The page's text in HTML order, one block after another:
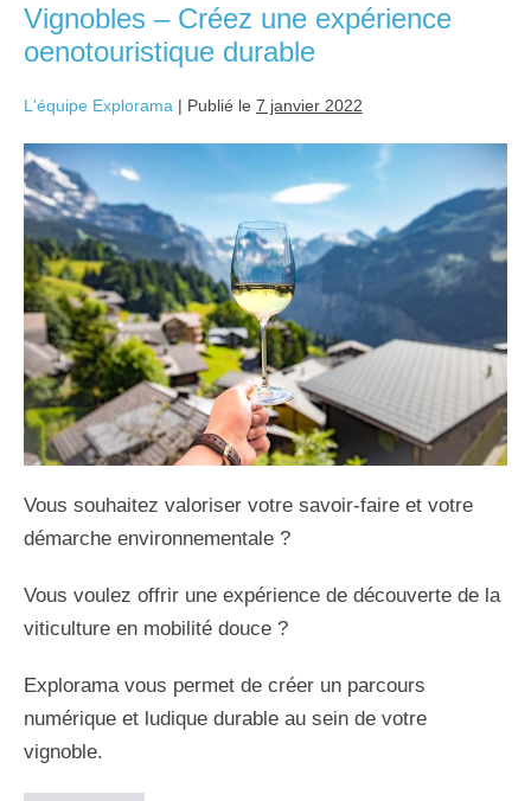
Vignobles – Créez une expérience
oenotouristique durable
L'équipe Explorama | Publié le 7 janvier 2022
Vous souhaitez valoriser votre savoir-faire et votre
démarche environnementale ?
Vous voulez offrir une expérience de découverte de la
viticulture en mobilité douce ?
Explorama vous permet de créer un parcours
numérique et ludique durable au sein de votre
vignoble.